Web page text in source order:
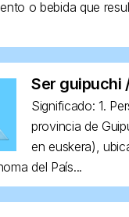
o bebida que
Ser guipuchi
Significado: 1.
provincia de
en euskera),
del País...